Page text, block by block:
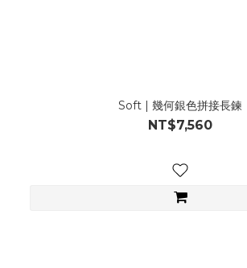
Soft | 幾何銀色拼接長鍊
NT$7,560